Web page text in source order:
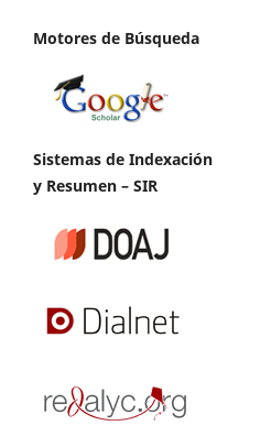
Motores de Búsqueda
Sistemas de Indexación
y Resumen – SIR